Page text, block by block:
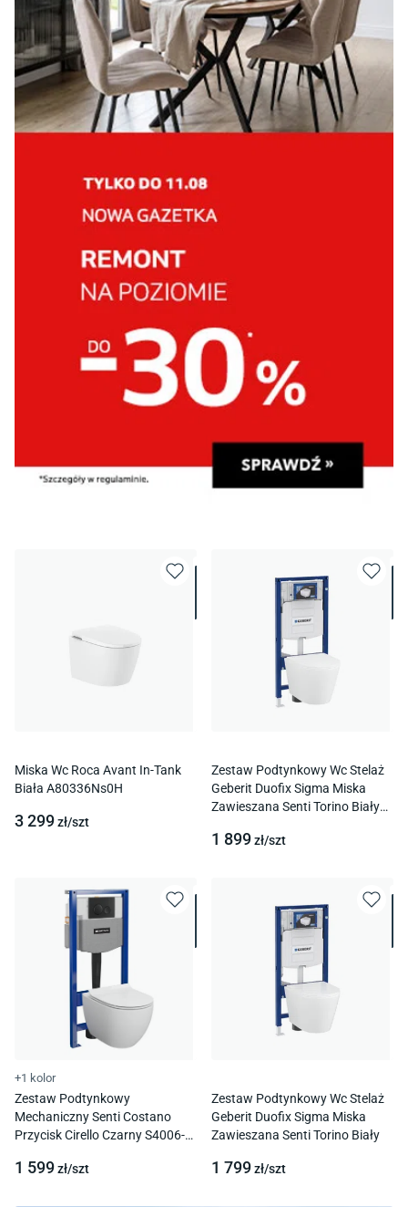
Miska Wc Roca Avant In-Tank
Biała A80336Ns0H
3 299zł/szt
Zestaw Podtynkowy Wc Stelaż
Geberit Duofix Sigma Miska
Zawieszana Senti Torino Biały
1 899zł/szt
+1 kolor
Zestaw Podtynkowy
Mechaniczny Senti Costano
Przycisk Cirello Czarny S4006-
1 599zł/szt
Zestaw Podtynkowy Wc Stelaż
Geberit Duofix Sigma Miska
Zawieszana Senti Torino Biały
1 799zł/szt